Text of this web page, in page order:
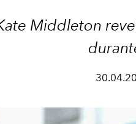
Middleton